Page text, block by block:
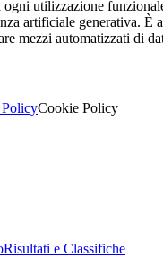
utilizzazione
artificiale generativa. È
mezzi automatizzati di
Cookie Policy
Risultati e Classifiche